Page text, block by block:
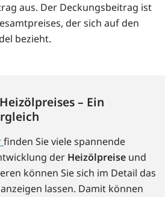
aus. Der Deckungsbeitrag ist
der sich auf den
bezieht.
– Ein
finden Sie viele spannende
der Heizölpreise und
können Sie sich im Detail das
lassen. Damit können